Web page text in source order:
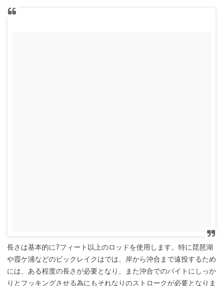
長さは基本的に7フィート以上のロッドを使用します。特に琵琶湖
や霞ケ浦などのビックレイクはでは、岸から沖合まで遠投するため
には、ある程度の長さが必要となり、また沖合でのバイトにしっか
りとフッキングさせる為にもそれなりのストロークが必要となりま